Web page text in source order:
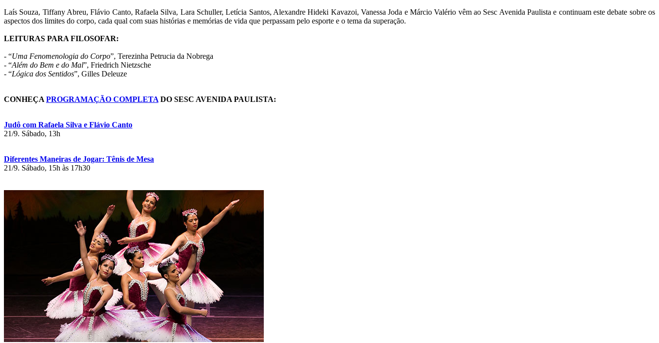
Laís Souza, Tiffany Abreu, Flávio Canto, Rafaela Silva, Lara Schuller, Letícia Santos, Alexandre Hideki Kavazoi, Vanessa Joda e Márcio Valério vêm ao Sesc Avenida Paulista e continuam este debate sobre os
aspectos dos limites do corpo, cada qual com suas histórias e memórias de vida que perpassam pelo esporte e o tema da superação.
LEITURAS PARA FILOSOFAR:
- “Uma Fenomenologia do Corpo”, Terezinha Petrucia da Nobrega
- “Além do Bem e do Mal”, Friedrich Nietzsche
- “Lógica dos Sentidos”, Gilles Deleuze
CONHEÇA PROGRAMAÇÃO COMPLETA DO SESC AVENIDA PAULISTA:
Judô com Rafaela Silva e Flávio Canto
21/9. Sábado, 13h
Diferentes Maneiras de Jogar: Tênis de Mesa
21/9. Sábado, 15h às 17h30